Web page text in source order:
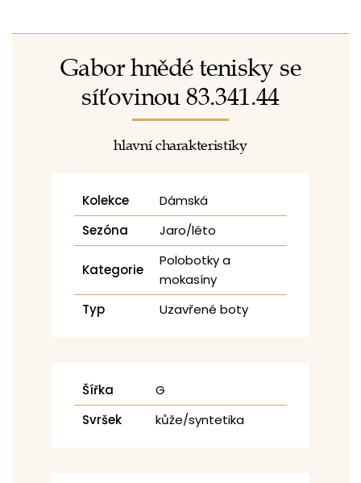
Gabor hnědé tenisky se
síťovinou 83.341.44
hlavní charakteristiky
Kolekce
Dámská
Sezóna
Jaro/léto
Kategorie
Polobotky a
mokasíny
Typ
Uzavřené boty
Šířka
G
Svršek
kůže/syntetika